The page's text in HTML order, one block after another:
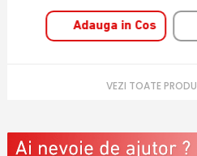
Adauga in Cos
VEZI TOATE